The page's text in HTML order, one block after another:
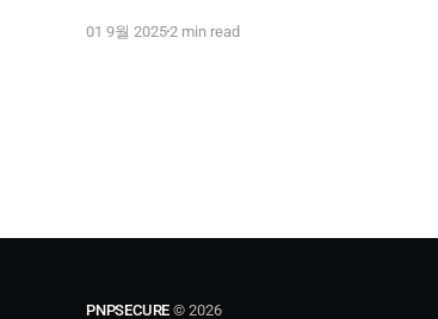
vector information. Unlike passwords or
01 9월 20252 min read
PNPSECURE © 2026